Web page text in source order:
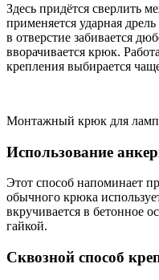
Здесь придётся сверлить
применяется ударная
в отверстие забивается
вворачивается крюк.
крепления выбирается
Монтажный крюк для
Использование
Этот способ напоминает
обычного крюка
вкручивается в бетонное
гайкой.
Сквозной способ